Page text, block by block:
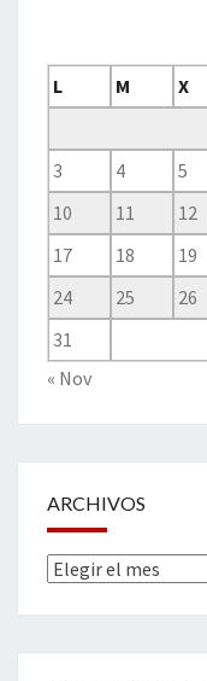
L
M X
3
4 5
10
11 12
17
18 19
24
25 26
31
« Nov
ARCHIVOS
Archivos